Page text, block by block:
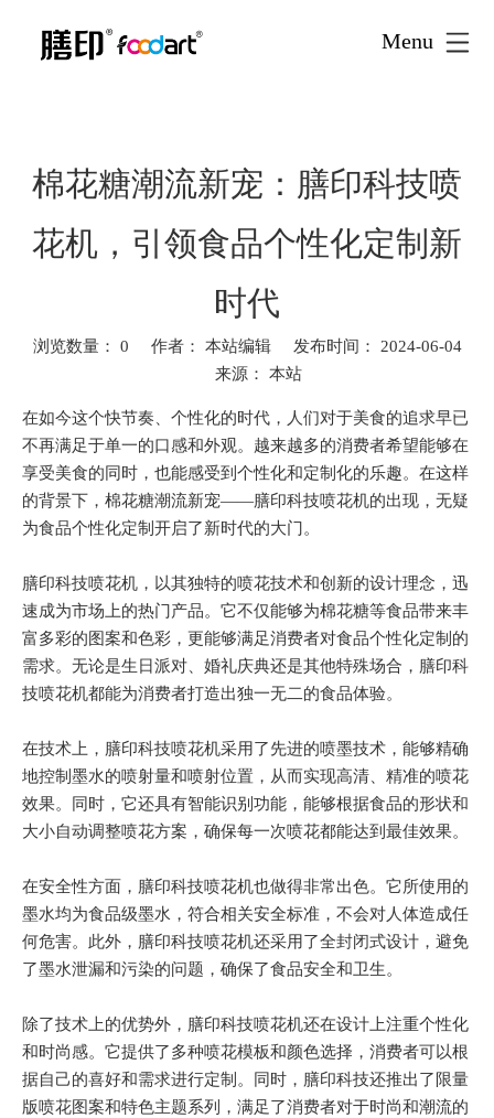
Menu
首页 新闻资讯 » 文创食品
棉花糖潮流新宠：膳印科技
棉花糖潮流新宠：膳印科技喷
花机，引领食品个性化定制新
时代
浏览数量： 0 作者： 本站编辑 发布时间： 2024-06-04
来源： 本站
在如今这个快节奏、个性化的时代，人们对于美食的追求早已
不再满足于单一的口感和外观。越来越多的消费者希望能够在
享受美食的同时，也能感受到个性化和定制化的乐趣。在这样
的背景下，棉花糖潮流新宠——膳印科技喷花机的出现，无疑
为食品个性化定制开启了新时代的大门。
膳印科技喷花机，以其独特的喷花技术和创新的设计理念，迅
速成为市场上的热门产品。它不仅能够为棉花糖等食品带来丰
富多彩的图案和色彩，更能够满足消费者对食品个性化定制的
需求。无论是生日派对、婚礼庆典还是其他特殊场合，膳印科
技喷花机都能为消费者打造出独一无二的食品体验。
在技术上，膳印科技喷花机采用了先进的喷墨技术，能够精确
地控制墨水的喷射量和喷射位置，从而实现高清、精准的喷花
效果。同时，它还具有智能识别功能，能够根据食品的形状和
大小自动调整喷花方案，确保每一次喷花都能达到最佳效果。
在安全性方面，膳印科技喷花机也做得非常出色。它所使用的
墨水均为食品级墨水，符合相关安全标准，不会对人体造成任
何危害。此外，膳印科技喷花机还采用了全封闭式设计，避免
了墨水泄漏和污染的问题，确保了食品安全和卫生。
除了技术上的优势外，膳印科技喷花机还在设计上注重个性化
和时尚感。它提供了多种喷花模板和颜色选择，消费者可以根
据自己的喜好和需求进行定制。同时，膳印科技还推出了限量
版喷花图案和特色主题系列，满足了消费者对于时尚和潮流的